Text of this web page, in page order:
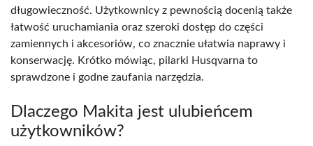
długowieczność. Użytkownicy z pewnością docenią także
łatwość uruchamiania oraz szeroki dostęp do części
zamiennych i akcesoriów, co znacznie ułatwia naprawy i
konserwację. Krótko mówiąc, pilarki Husqvarna to
sprawdzone i godne zaufania narzędzia.
Dlaczego Makita jest ulubieńcem
użytkowników?